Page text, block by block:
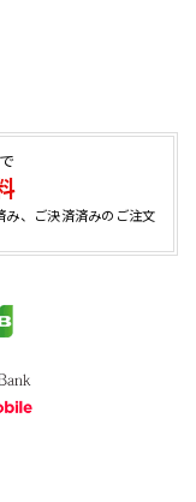
、ご決済済みのご注文